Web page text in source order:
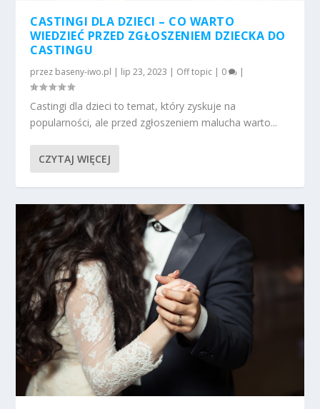
CASTINGI DLA DZIECI – CO WARTO
WIEDZIEĆ PRZED ZGŁOSZENIEM DZIECKA DO
CASTINGU
przez baseny-iwo.pl | lip 23, 2023 | Off topic | 0 |
Castingi dla dzieci to temat, który zyskuje na
popularności, ale przed zgłoszeniem malucha warto...
CZYTAJ WIĘCEJ